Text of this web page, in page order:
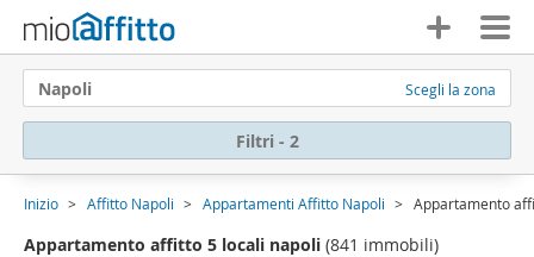
Napoli Scegli la zona
Filtri - 2
Inizio Affitto Napoli Appartamenti Affitto Napoli Appartamento
Appartamento affitto 5 locali napoli (841 immobili)